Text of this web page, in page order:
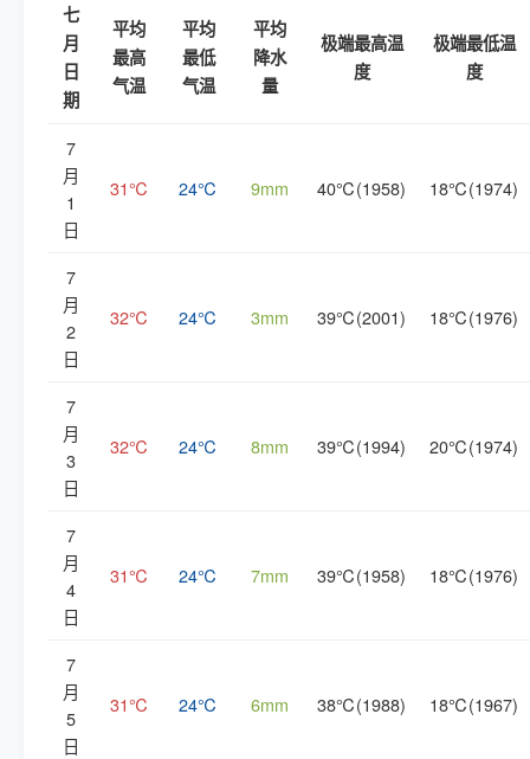
七
月
日
期
平均
最高
气温
平均
最低
气温
平均
降水
量
极端最高温
度
极端最低温
度
7
月
1
日
31℃ 24℃ 9mm 40℃(1958) 18℃(1974)
7
月
2
日
32℃ 24℃ 3mm 39℃(2001) 18℃(1976)
7
月
3
日
32℃ 24℃ 8mm 39℃(1994) 20℃(1974)
7
月
4
日
31℃ 24℃ 7mm 39℃(1958) 18℃(1976)
7
月
5
日
31℃ 24℃ 6mm 38℃(1988) 18℃(1967)